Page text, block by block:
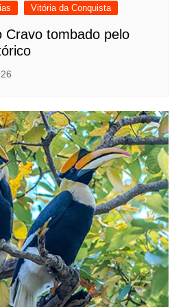
Vitória da Conquista
Cravo tombado pelo